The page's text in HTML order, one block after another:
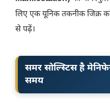
लिए एक यूनिक तकनीक जिक्र
से पढ़ें।
समर सोल्स्टिस है
समय